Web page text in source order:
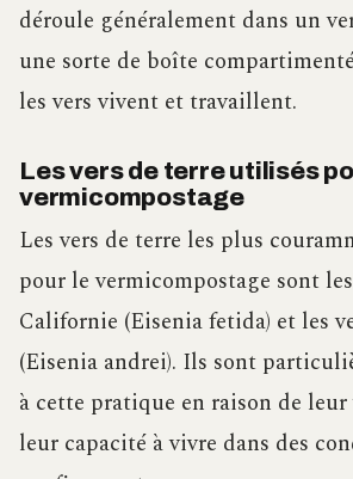
déroule généralement dans un
une sorte de boîte
les vers vivent et travaillent.
Les vers de terre utilisés
vermicompostage
Les vers de terre les plus
pour le vermicompostage sont
Californie (Eisenia fetida) et les
(Eisenia andrei). Ils sont
à cette pratique en raison de
leur capacité à vivre dans des